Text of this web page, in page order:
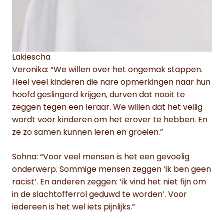
Lakiescha
Veronika: “We willen over het ongemak stappen.
Heel veel kinderen die nare opmerkingen naar hun
hoofd geslingerd krijgen, durven dat nooit te
zeggen tegen een leraar. We willen dat het veilig
wordt voor kinderen om het erover te hebben. En
ze zo samen kunnen leren en groeien.”
Sohna: “Voor veel mensen is het een gevoelig
onderwerp. Sommige mensen zeggen ‘ik ben geen
racist’. En anderen zeggen: ‘ik vind het niet fijn om
in de slachtofferrol geduwd te worden’. Voor
iedereen is het wel iets pijnlijks.”